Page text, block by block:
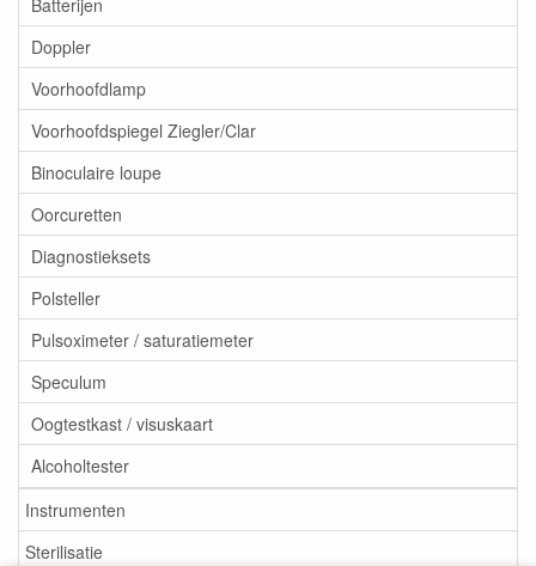
Batterijen
Doppler
Voorhoofdlamp
Voorhoofdspiegel Ziegler/Clar
Binoculaire loupe
Oorcuretten
Diagnostieksets
Polsteller
Pulsoximeter / saturatiemeter
Speculum
Oogtestkast / visuskaart
Alcoholtester
Instrumenten
Sterilisatie